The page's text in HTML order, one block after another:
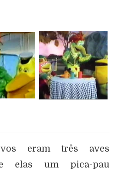
eram três aves
elas um pica-pau